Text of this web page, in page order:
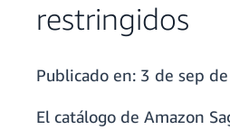
restringidos
Publicado en: 3 de sep
El catálogo de Amazon